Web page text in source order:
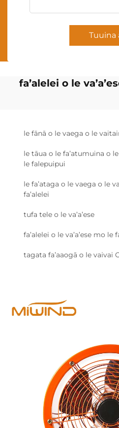
Tuuina
fa’alelei o le
le fānā o le vaega o le
le tāua o le fa’atumuina o
le falepuipui
le fa’ataga o le vaega o le
fa’alelei
tufa tele o le va’a’ese
fa’alelei o le va’a’ese mo le
tagata fa’aaogā o le vaivai